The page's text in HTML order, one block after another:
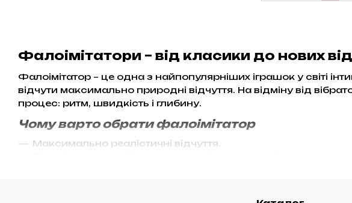
Фалоімітатори – від класики до нових
Фалоімітатор – це одна з найпопулярніших іграшок у світі
відчути максимально природні відчуття. На відміну від
процес: ритм, швидкість і глибину.
Чому варто обрати фалоімітатор
Максимально реалістичні відчуття.